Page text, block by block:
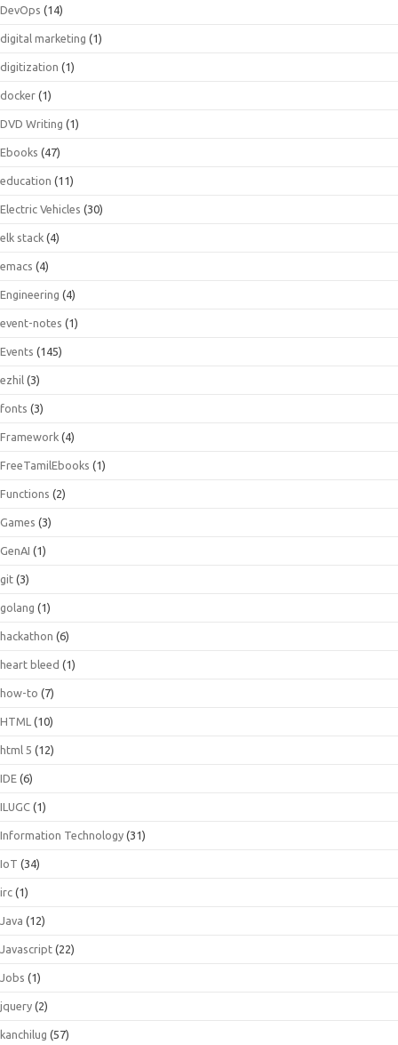
DevOps (14)
digital marketing (1)
digitization (1)
docker (1)
DVD Writing (1)
Ebooks (47)
education (11)
Electric Vehicles (30)
elk stack (4)
emacs (4)
Engineering (4)
event-notes (1)
Events (145)
ezhil (3)
fonts (3)
Framework (4)
FreeTamilEbooks (1)
Functions (2)
Games (3)
GenAI (1)
git (3)
golang (1)
hackathon (6)
heart bleed (1)
how-to (7)
HTML (10)
html 5 (12)
IDE (6)
ILUGC (1)
Information Technology (31)
IoT (34)
irc (1)
Java (12)
Javascript (22)
Jobs (1)
jquery (2)
kanchilug (57)